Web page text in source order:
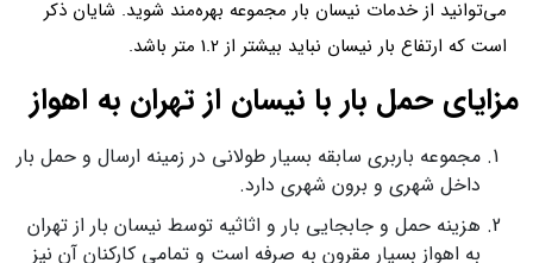
می‌توانید از خدمات نیسان بار مجموعه بهره‌مند شوید. شایان ذکر
است که ارتفاع بار نیسان نباید بیشتر از 1.2 متر باشد.
مزایای حمل بار با نیسان از تهران به اهواز
مجموعه باربری سابقه بسیار طولانی در زمینه ارسال و حمل بار
داخل شهری و برون شهری دارد.
هزینه حمل و جابجایی بار و اثاثیه توسط نیسان بار از تهران
به اهواز بسیار مقرون به صرفه است و تمامی کارکنان آن نیز